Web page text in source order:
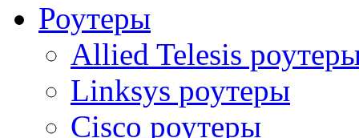
Роутеры
Allied Telesis
Linksys роутеры
Cisco роутеры